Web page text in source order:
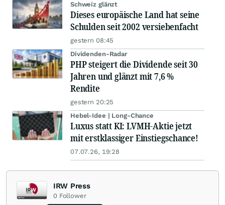
Schweiz glänzt
Dieses europäische Land hat seine
Schulden seit 2002 versiebenfacht
gestern 08:45
Dividenden-Radar
PHP steigert die Dividende seit 30
Jahren und glänzt mit 7,6 %
Rendite
gestern 20:25
Hebel-Idee | Long-Chance
Luxus statt KI: LVMH-Aktie jetzt
mit erstklassiger Einstiegschance!
07.07.26, 19:28
IRW Press
0 Follower